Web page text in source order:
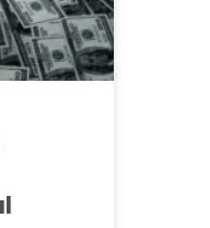
e
a
e
Climática